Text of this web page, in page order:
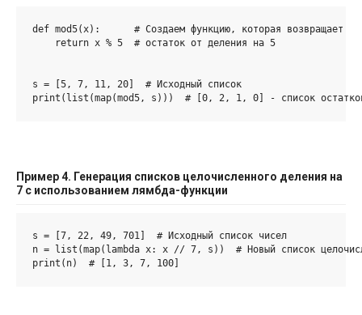
def mod5(x):      # Создаем функцию, которая возвращает
    return x % 5  # остаток от деления на 5
s = [5, 7, 11, 20]  # Исходный список
print(list(map(mod5, s)))  # [0, 2, 1, 0] - список
Пример 4. Генерация списков целочисленного деления на
7 с использованием лямбда-функции
s = [7, 22, 49, 701]  # Исходный список чисел
n = list(map(lambda x: x // 7, s))  # Новый список
print(n)  # [1, 3, 7, 100]